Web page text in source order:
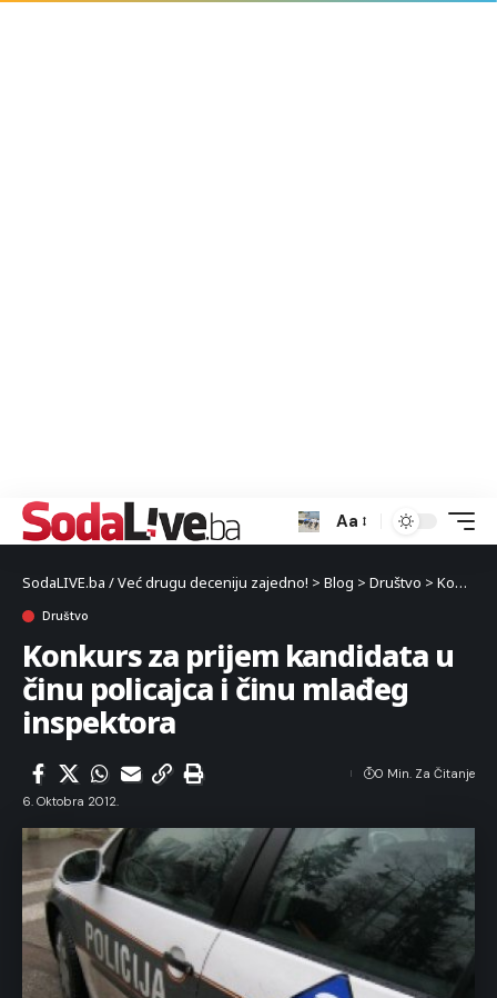
Aa
SodaLIVE.ba / Već drugu deceniju zajedno! > Blog > Društvo > Konkurs za prijem kandidata u činu policajca i činu mlađeg inspektora
Društvo
Konkurs za prijem kandidata u
činu policajca i činu mlađeg
inspektora
6. Oktobra 2012.
0 Min. Za Čitanje